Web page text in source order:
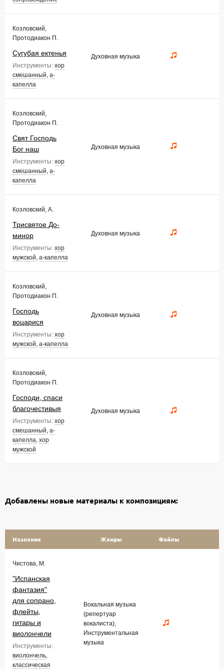
Козловский,
Протодиакон П.
Сугубая ектенья
Инструменты: хор
смешанный, а-
капелла
Духовная музыка
Козловский,
Протодиакон П.
Свят Господь
Бог наш
Инструменты: хор
смешанный, а-
капелла
Духовная музыка
Козловский, А.
Трисвятое До-
минор
Инструменты: хор
мужской, а-капелла
Духовная музыка
Козловский,
Протодиакон П.
Господь
воцарися
Инструменты: хор
мужской, а-капелла
Духовная музыка
Козловский,
Протодиакон П.
Господи, спаси
благочестивыя
Инструменты: хор
смешанный, а-
капелла, хор
мужской
Духовная музыка
Добавлены новые материалы к композициям:
Название Жанры Файлы
Чистова, М.
"Испанская
фантазия"
для сопрано,
флейты,
гитары и
виолончели
Инструменты:
виолончель,
классическая
Вокальная музыка
(репертуар
вокалиста),
Инструментальная
музыка